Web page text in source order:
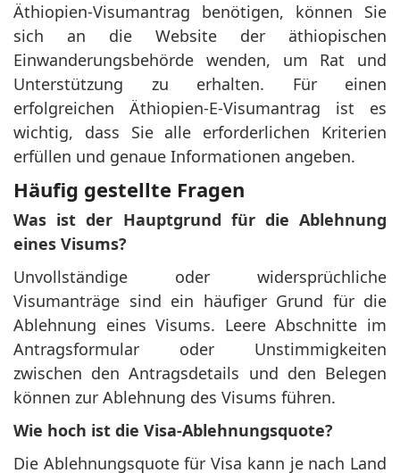
Äthiopien-Visumantrag benötigen, können Sie
sich an die Website der äthiopischen
Einwanderungsbehörde wenden, um Rat und
Unterstützung zu erhalten. Für einen
erfolgreichen Äthiopien-E-Visumantrag ist es
wichtig, dass Sie alle erforderlichen Kriterien
erfüllen und genaue Informationen angeben.
Häufig gestellte Fragen
Was ist der Hauptgrund für die Ablehnung
eines Visums?
Unvollständige oder widersprüchliche
Visumanträge sind ein häufiger Grund für die
Ablehnung eines Visums. Leere Abschnitte im
Antragsformular oder Unstimmigkeiten
zwischen den Antragsdetails und den Belegen
können zur Ablehnung des Visums führen.
Wie hoch ist die Visa-Ablehnungsquote?
Die Ablehnungsquote für Visa kann je nach Land